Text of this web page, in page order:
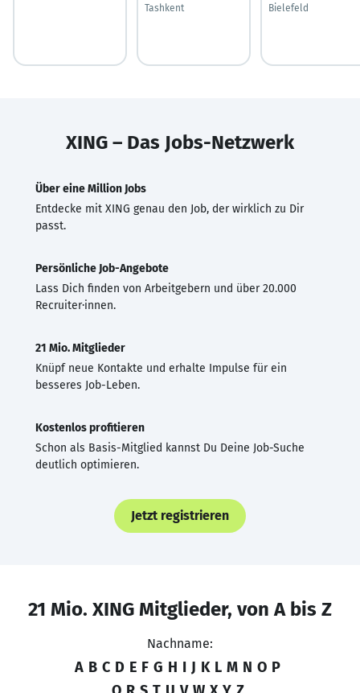
Tashkent
Bielefeld
XING – Das Jobs-Netzwerk
Über eine Million Jobs
Entdecke mit XING genau den Job, der wirklich zu Dir
passt.
Persönliche Job-Angebote
Lass Dich finden von Arbeitgebern und über 20.000
Recruiter·innen.
21 Mio. Mitglieder
Knüpf neue Kontakte und erhalte Impulse für ein
besseres Job-Leben.
Kostenlos profitieren
Schon als Basis-Mitglied kannst Du Deine Job-Suche
deutlich optimieren.
Jetzt registrieren
21 Mio. XING Mitglieder, von A bis Z
Nachname:
A B C D E F G H I J K L M N O P